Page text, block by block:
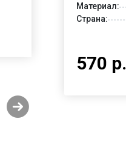
Материал:
Страна:
570 р.